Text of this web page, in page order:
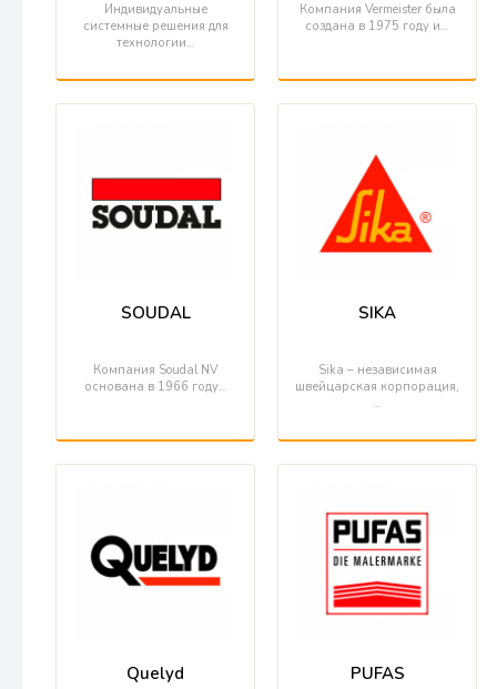
Индивидуальные
системные решения для
технологии…
Компания Vermeister была
создана в 1975 году и…
SOUDAL
Компания Soudal NV
основана в 1966 году…
SIKA
Sika – независимая
швейцарская корпорация,
…
Quelyd PUFAS